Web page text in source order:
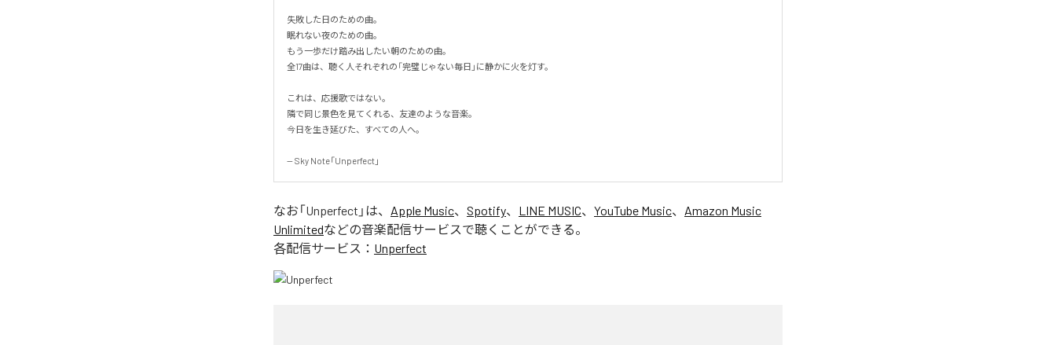
失敗した日のための曲。
眠れない夜のための曲。
もう一歩だけ踏み出したい朝のための曲。
全17曲は、聴く人それぞれの「完璧じゃない毎日」に静かに火を灯す。
これは、応援歌ではない。
隣で同じ景色を見てくれる、友達のような音楽。
今日を生き延びた、すべての人へ。
-- Sky Note「Unperfect」
なお「Unperfect 」は、 Apple Music、 Spotify、 LINE MUSIC、 YouTube Music、 Amazon Music
Unlimitedなどの音楽配信サービスで聴くことができる。
各配信サービス： Unperfect